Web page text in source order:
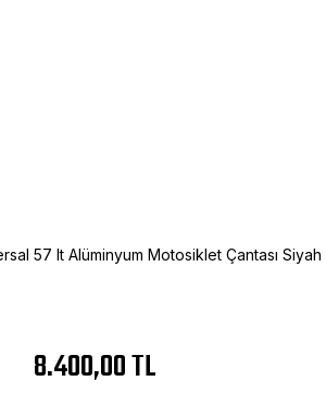
57 lt Alüminyum Motosiklet Çantası Siyah
8.400,00 TL